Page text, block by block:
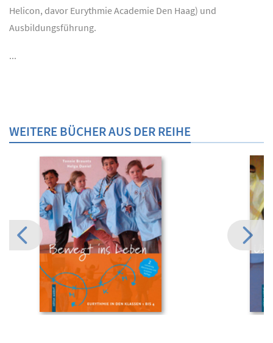
Helicon, davor Eurythmie Academie Den Haag) und
Ausbildungsführung.
...
WEITERE BÜCHER AUS DER REIHE